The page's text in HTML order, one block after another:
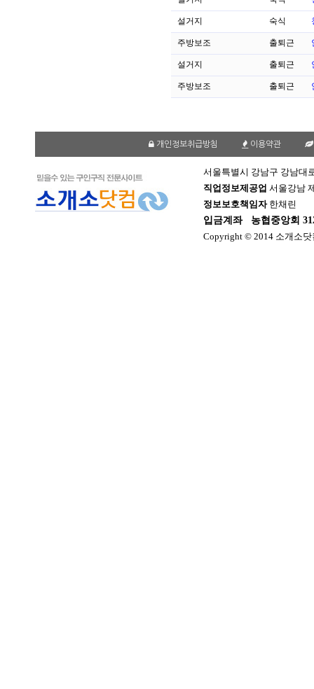
설거지 숙식
주방보조 출퇴근
설거지 출퇴근
주방보조 출퇴근
개인정보취급방침 이용약관
서울특별시 강남구 강남대
직업정보제공업 서울강남
정보보호책임자한채린
입금계좌
농협중앙회
Copyright © 2014 소개소닷